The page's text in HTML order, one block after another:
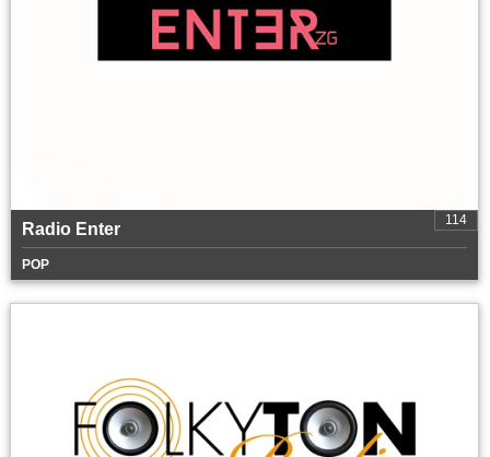
114
Radio Enter
POP